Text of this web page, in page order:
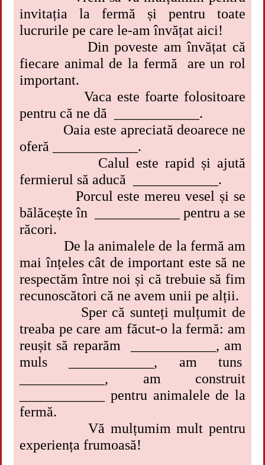
invitația la fermă și pentru toate
lucrurile pe care le-am învățat aici!
Din poveste am învățat că
fiecare animal de la fermă are un rol
important.
Vaca este foarte folositoare
pentru că ne dă ____________.
Oaia este apreciată deoarece ne
oferă ____________.
Calul este rapid și ajută
fermierul să aducă ____________.
Porcul este mereu vesel și se
bălăcește în ____________ pentru a se
răcori.
De la animalele de la fermă am
mai înțeles cât de important este să ne
respectăm între noi și că trebuie să fim
recunoscători că ne avem unii pe alții.
Sper că sunteți mulțumit de
treaba pe care am făcut-o la fermă: am
reușit să reparăm ____________, am
muls ____________, am tuns
____________, am construit
____________ pentru animalele de la
fermă.
Vă mulțumim mult pentru
experiența frumoasă!